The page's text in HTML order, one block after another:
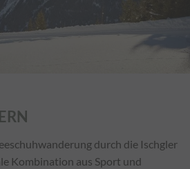
durch die Ischgler
Kombination aus Sport und